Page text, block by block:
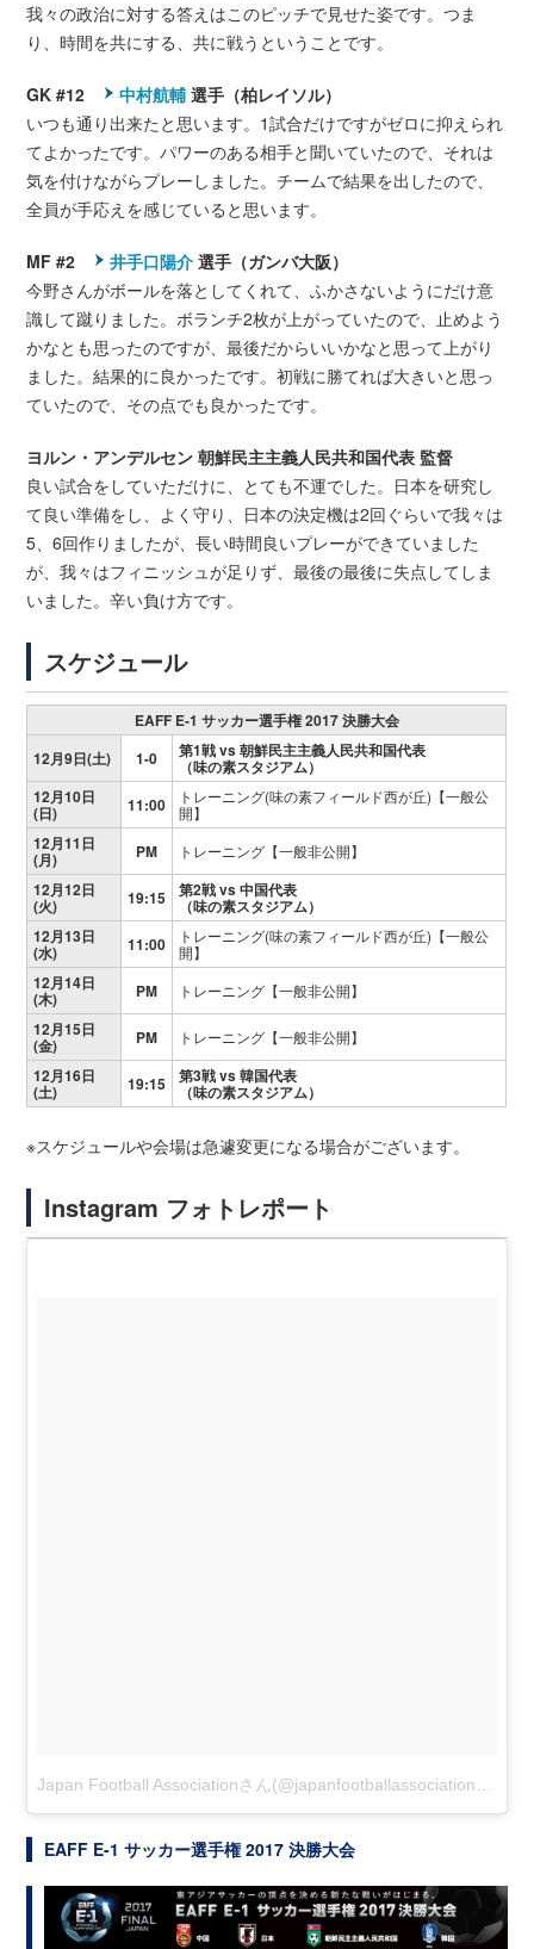
我々の政治に対する答えはこのピッチで見せた姿です。つま
り、時間を共にする、共に戦うということです。
GK #12 中村航輔 選手（柏レイソル）
いつも通り出来たと思います。1試合だけですがゼロに抑えられ
てよかったです。パワーのある相手と聞いていたので、それは
気を付けながらプレーしました。チームで結果を出したので、
全員が手応えを感じていると思います。
MF #2 井手口陽介 選手（ガンバ大阪）
今野さんがボールを落としてくれて、ふかさないようにだけ意
識して蹴りました。ボランチ2枚が上がっていたので、止めよう
かなとも思ったのですが、最後だからいいかなと思って上がり
ました。結果的に良かったです。初戦に勝てれば大きいと思っ
ていたので、その点でも良かったです。
ヨルン・アンデルセン 朝鮮民主主義人民共和国代表 監督
良い試合をしていただけに、とても不運でした。日本を研究し
て良い準備をし、よく守り、日本の決定機は2回ぐらいで我々は
5、6回作りましたが、長い時間良いプレーができていました
が、我々はフィニッシュが足りず、最後の最後に失点してしま
いました。辛い負け方です。
スケジュール
EAFF E-1 サッカー選手権 2017 決勝大会
12月9日(土)
1-0 第1戦 vs 朝鮮民主主義人民共和国代表
（味の素スタジアム）
12月10日
(日) 11:00
トレーニング(味の素フィールド西が丘)【一般公
開】
12月11日
(月) PM トレーニング【一般非公開】
12月12日
(火) 19:15 第2戦vs 中国代表
（味の素スタジアム）
12月13日
(水) 11:00
トレーニング(味の素フィールド西が丘)【一般公
開】
12月14日
(木) PM トレーニング【一般非公開】
12月15日
(金) PM トレーニング【一般非公開】
12月16日
(土) 19:15 第3戦vs 韓国代表
（味の素スタジアム）
※スケジュールや会場は急遽変更になる場合がございます。
Instagram フォトレポート
Japan Football Associationさん(@japanfootballassociation)がシェアした投稿
EAFF E-1 サッカー選手権 2017 決勝大会